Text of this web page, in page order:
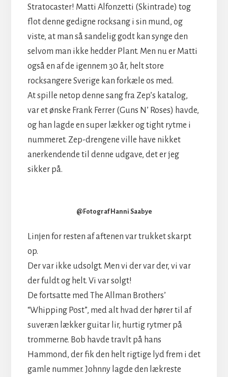
Stratocaster! Matti Alfonzetti (Skintrade) tog
flot denne gedigne rocksang i sin mund, og
viste, at man så sandelig godt kan synge den
selvom man ikke hedder Plant. Men nu er Matti
også en af de igennem 30 år, helt store
rocksangere Sverige kan forkæle os med.
At spille netop denne sang fra Zep’s katalog,
var et ønske Frank Ferrer (Guns N’ Roses) havde,
og han lagde en super lækker og tight rytme i
nummeret. Zep-drengene ville have nikket
anerkendende til denne udgave, det er jeg
sikker på.
@Fotograf Hanni Saabye
Linjen for resten af aftenen var trukket skarpt
op.
Der var ikke udsolgt. Men vi der var der, vi var
der fuldt og helt. Vi var solgt!
De fortsatte med The Allman Brothers’
“Whipping Post”, med alt hvad der hører til af
suveræn lækker guitar lir, hurtig rytmer på
trommerne. Bob havde travlt på hans
Hammond, der fik den helt rigtige lyd frem i det
gamle nummer. Johnny lagde den lækreste